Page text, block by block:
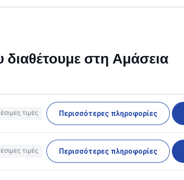
διαθέτουμε στη Αμάσεια
τιμές Περισσότερες πληροφορίες
τιμές Περισσότερες πληροφορίες